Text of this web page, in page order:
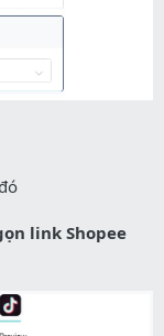
link Shopee